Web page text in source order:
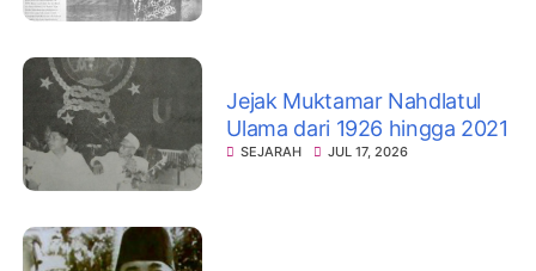
Jejak Muktamar Nahdlatul
Ulama dari 1926 hingga 2021
SEJARAH JUL 17, 2026